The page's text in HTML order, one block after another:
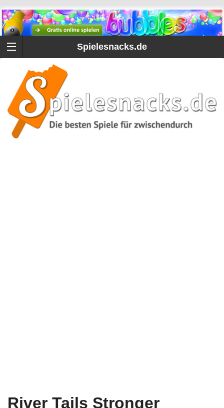
Spielesnacks.de
River Tails Stronger